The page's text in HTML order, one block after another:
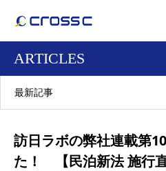
ARTICLES
最新記事
訪日ラボの弊社連載第
た！ 【民泊新法 施行